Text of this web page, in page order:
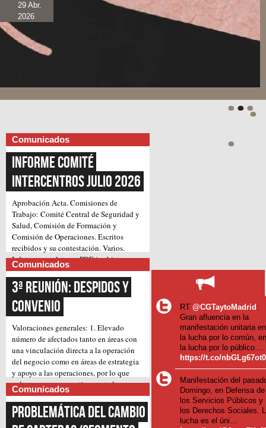
29 Abr.
2026
Comunicados
Informe Comité
Intercentros Julio 2026
Aprobación Acta.Comisiones de
Trabajo: Comité Central de Seguridad y
Salud, Comisión de Formación y
Comisión de Operaciones.Escritos
recibidos y su contestación.Varios.
Informe completo en PDF (archivo
adjunto)(Continúa)
Comunicados
3ª Reunión: Despidos y
Convenio
Valoraciones generales: 1. Elevado
número de afectados tanto en áreas con
una vinculación directa a la operación
del negocio como en áreas de estrategia
y apoyo a las operaciones, por lo que
valoramos muy negativamente la
pretensión inicial de llevar a cabo, pues
suponen un gran impacto en el trabajo
diario.2. Amenaza de despidos forzosos,
Comunicados
Problemática del cambio
RT@CGTaytoMadrid :
Gran afluencia en la
manifestación unitaria en
la lucha por lo común,
la lucha por lo público.…
https://t.co/nbGLg67ot0
Manifestación del
Domingo, en Defensa de
los Servicios Públicos y
los Derechos Sociales.
lucha es el úni…